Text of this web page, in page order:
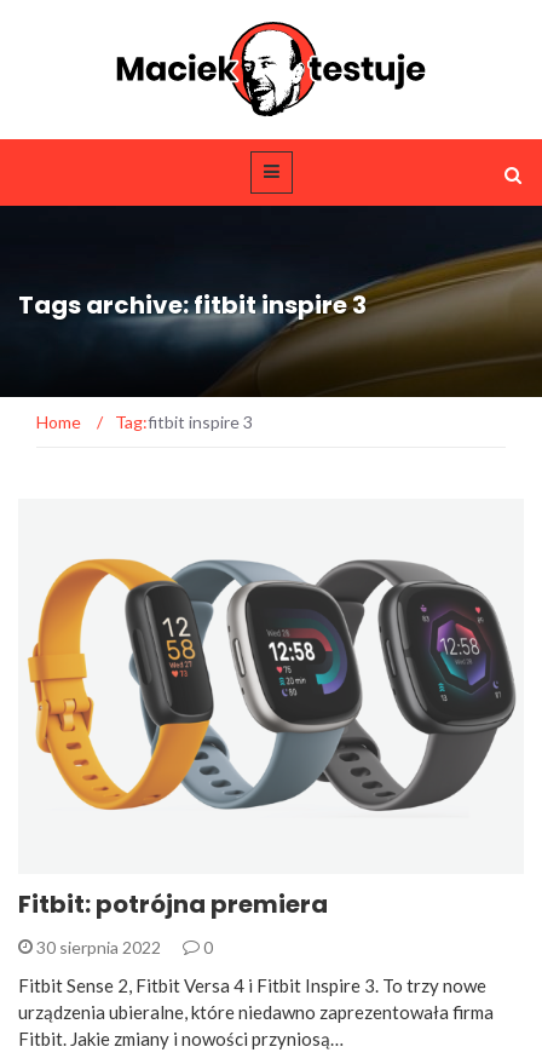
Tags archive: fitbit inspire 3
Home / Tag:fitbit inspire 3
Fitbit: potrójna premiera
30 sierpnia 2022 0
Fitbit Sense 2, Fitbit Versa 4 i Fitbit Inspire 3. To trzy nowe
urządzenia ubieralne, które niedawno zaprezentowała firma
Fitbit. Jakie zmiany i nowości przyniosą…